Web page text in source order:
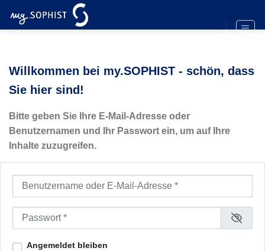
Inhalt
Willkommen bei my.SOPHIST - schön, dass
Sie hier sind!
Bitte geben Sie Ihre E-Mail-Adresse oder
Benutzernamen und Ihr Passwort ein, um auf Ihre
Inhalte zuzugreifen.
Benutzername oder E-Mail-Adresse
Passwort
Angemeldet bleiben